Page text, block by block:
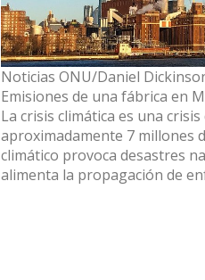
Noticias ONU/Daniel
Emisiones de una fábrica en
La crisis climática es una
aproximadamente 7 millones
climático provoca desastres
alimenta la propagación de